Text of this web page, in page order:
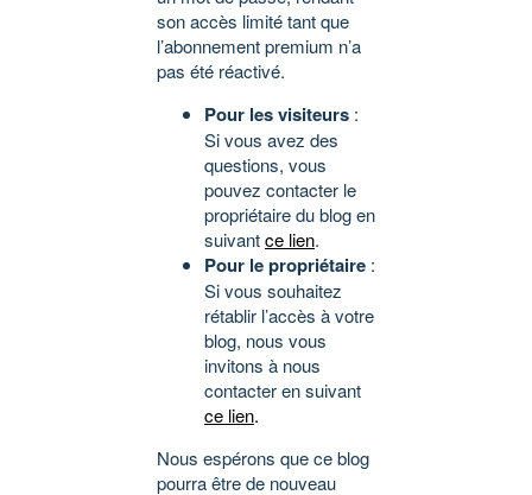
son accès limité tant que
l’abonnement premium n’a
pas été réactivé.
Pour les visiteurs :
Si vous avez des
questions, vous
pouvez contacter le
propriétaire du blog en
suivantce lien.
Pour le propriétaire :
Si vous souhaitez
rétablir l’accès à votre
blog, nous vous
invitons à nous
contacter en suivant
ce lien.
Nous espérons que ce blog
pourra être de nouveau